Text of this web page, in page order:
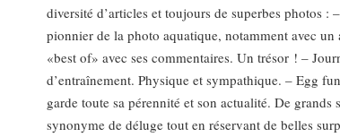
diversité d’articles et toujours de superbes photos :
pionnier de la photo aquatique, notamment avec
«best of» avec ses commentaires. Un trésor ! –
d’entraînement. Physique et sympathique. – Egg
garde toute sa pérennité et son actualité. De
synonyme de déluge tout en réservant de belles